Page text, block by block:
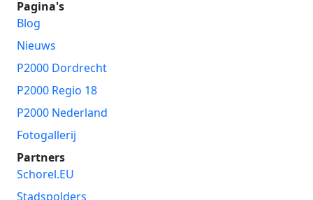
Pagina's
Blog
Nieuws
P2000 Dordrecht
P2000 Regio 18
P2000 Nederland
Fotogallerij
Partners
Schorel.EU
Stadspolders